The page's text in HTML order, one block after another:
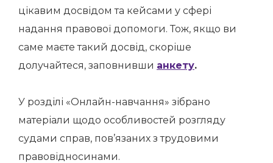
цікавим досвідом та кейсами у сфері
надання правової допомоги. Тож, якщо ви
саме маєте такий досвід, скоріше
долучайтеся, заповнивши анкету.
У розділі «Онлайн-навчання» зібрано
матеріали щодо особливостей розгляду
судами справ, пов’язаних з трудовими
правовідносинами.